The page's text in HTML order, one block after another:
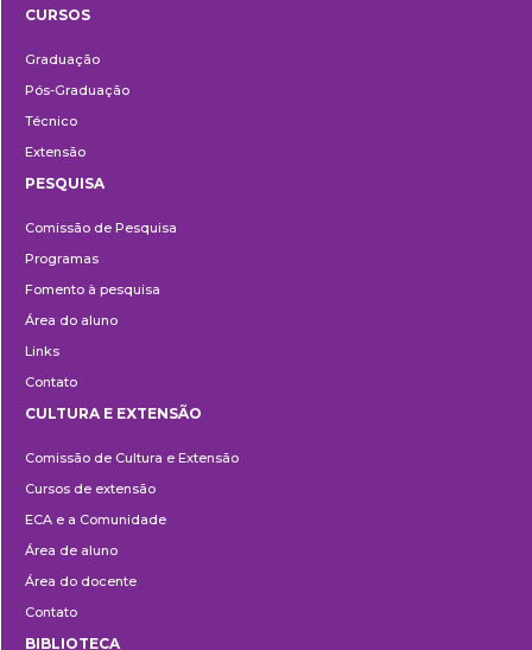
CURSOS
Graduação
Pós-Graduação
Técnico
Extensão
PESQUISA
Comissão de Pesquisa
Programas
Fomento à pesquisa
Área do aluno
Links
Contato
e
Extensão
CULTURA E EXTENSÃO
Comissão de Cultura e Extensão
Cursos de extensão
ECA e a Comunidade
Área de aluno
Área do docente
Contato
BIBLIOTECA